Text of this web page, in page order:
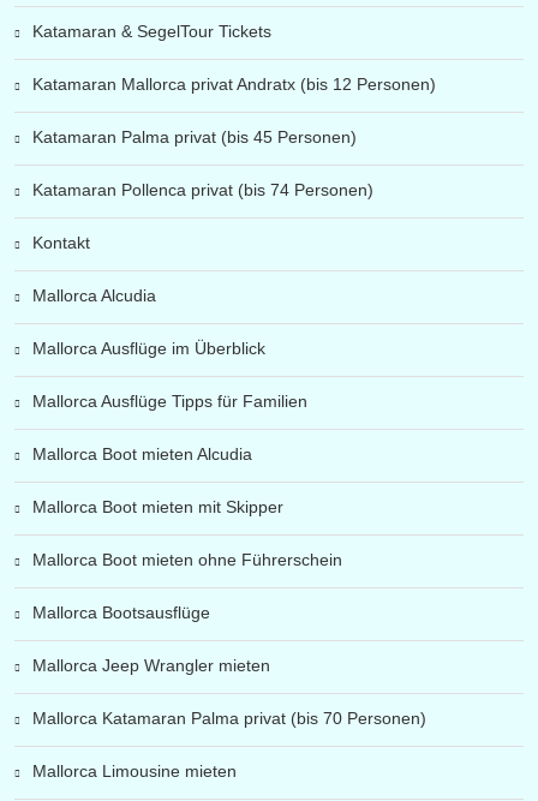
Katamaran & SegelTour Tickets
Katamaran Mallorca privat Andratx (bis 12 Personen)
Katamaran Palma privat (bis 45 Personen)
Katamaran Pollenca privat (bis 74 Personen)
Kontakt
Mallorca Alcudia
Mallorca Ausflüge im Überblick
Mallorca Ausflüge Tipps für Familien
Mallorca Boot mieten Alcudia
Mallorca Boot mieten mit Skipper
Mallorca Boot mieten ohne Führerschein
Mallorca Bootsausflüge
Mallorca Jeep Wrangler mieten
Mallorca Katamaran Palma privat (bis 70 Personen)
Mallorca Limousine mieten